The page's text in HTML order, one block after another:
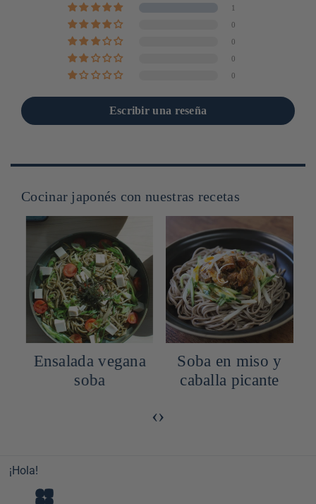
1
0
0
0
0
Escribir una reseña
Cocinar japonés con nuestras recetas
Ensalada vegana
soba
Soba en miso y
caballa picante
‹›
¡Hola!